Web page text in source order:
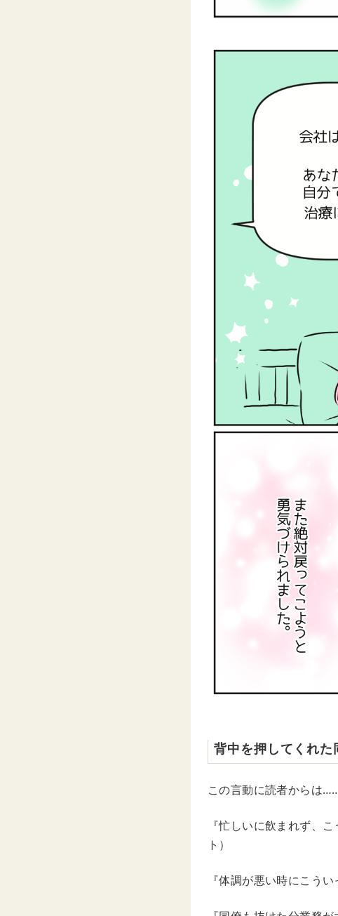
背中を押してくれた
この言動に読者からは
『忙しいに飲まれず、
ト）
『体調が悪い時にこう